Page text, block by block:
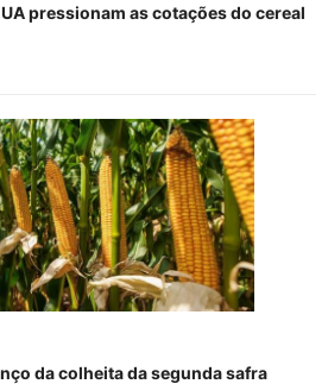
pressionam as cotações do cereal
da colheita da segunda safra